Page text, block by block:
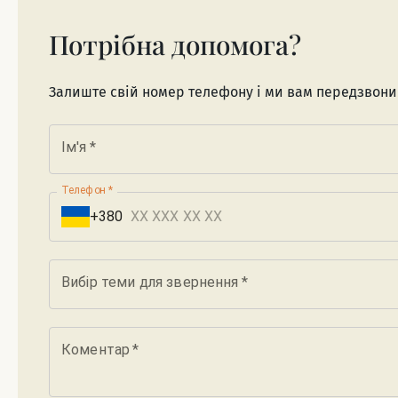
Потрібна допомога?
Залиште свій номер телефону і ми вам
Ім'я *
Телефон *
+380
Вибір теми для звернення *
Коментар *